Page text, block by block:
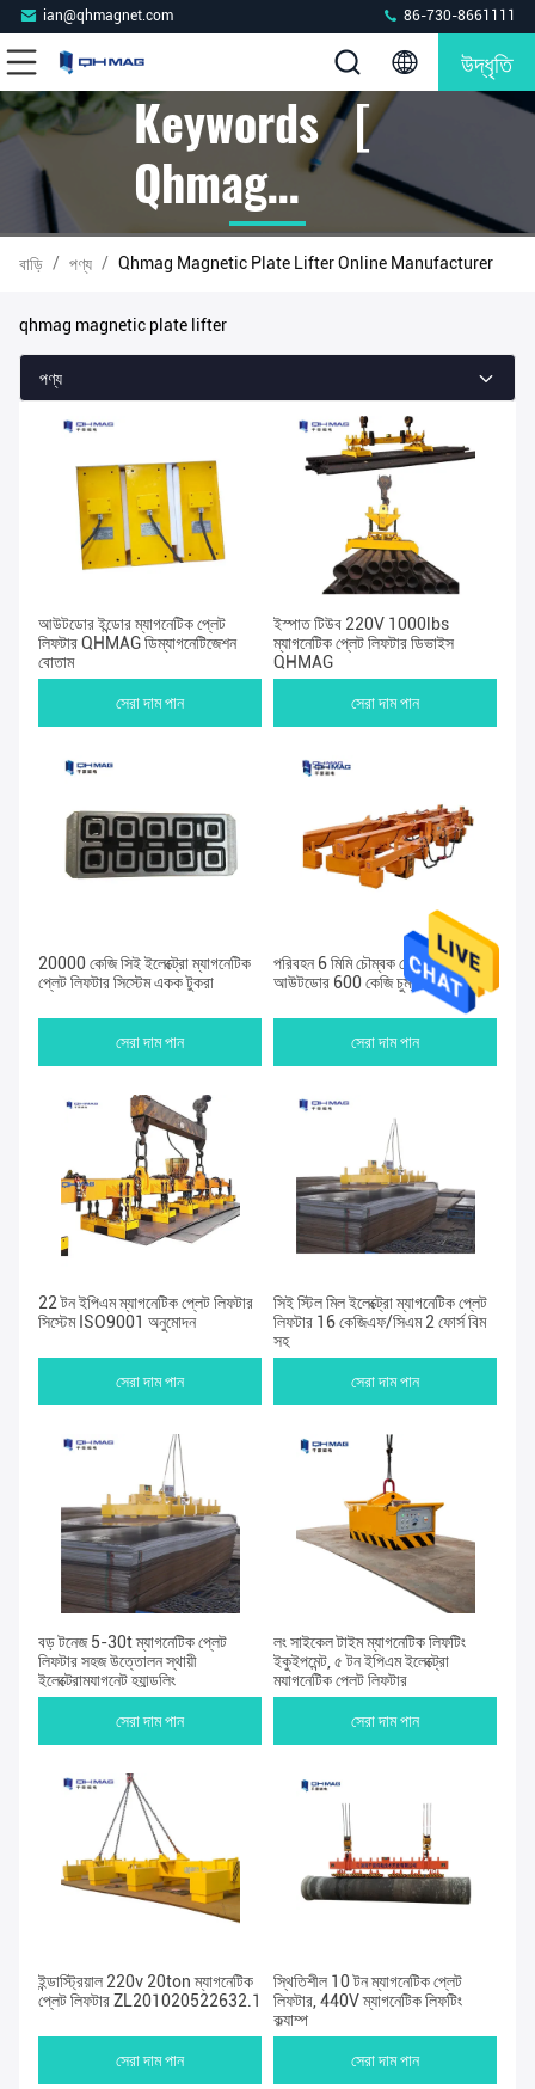
ian@qhmagnet.com 86-730-8661111
উদ্ধৃতি
Keywords [
Qhmag
Magnetic
Plate Lifter ]
Match 133
পণ্য
বাড়ি / পণ্য / Qhmag Magnetic Plate Lifter Online Manufacturer
qhmag magnetic plate lifter
পণ্য
আউটডোর ইন্ডোর ম্যাগনেটিক প্লেট
লিফটার QHMAG ডিম্যাগনেটিজেশন
বোতাম
সেরা দাম পান
ইস্পাত টিউব 220V 1000lbs
ম্যাগনেটিক প্লেট লিফটার ডিভাইস
QHMAG
সেরা দাম পান
20000 কেজি সিই ইলেক্ট্রো ম্যাগনেটিক
প্লেট লিফটার সিস্টেম একক টুকরা
সেরা দাম পান
পরিবহন 6 মিমি চৌম্বক প্লেট লিফটার,
আউটডোর 600 কেজি চুম্বকীয় লিফটার
সেরা দাম পান
22 টন ইপিএম ম্যাগনেটিক প্লেট লিফটার
সিস্টেম ISO9001 অনুমোদন
সেরা দাম পান
সিই স্টিল মিল ইলেক্ট্রো ম্যাগনেটিক প্লেট
লিফটার 16 কেজিএফ/সিএম 2 ফোর্স বিম
সহ
সেরা দাম পান
বড় টনেজ 5-30t ম্যাগনেটিক প্লেট
লিফটার সহজ উত্তোলন স্থায়ী
ইলেক্ট্রোম্যাগনেট হ্যান্ডলিং
সেরা দাম পান
লং সাইকেল টাইম ম্যাগনেটিক লিফটিং
ইকুইপমেন্ট, ৫ টন ইপিএম ইলেক্ট্রো
ম্যাগনেটিক প্লেট লিফটার
সেরা দাম পান
ইন্ডাস্ট্রিয়াল 220v 20ton ম্যাগনেটিক
প্লেট লিফটার ZL201020522632.1
সেরা দাম পান
স্থিতিশীল 10 টন ম্যাগনেটিক প্লেট
লিফটার, 440V ম্যাগনেটিক লিফটিং
ক্ল্যাম্প
সেরা দাম পান